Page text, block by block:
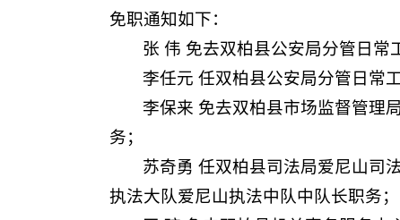
免职通知如下：
张 伟 免去双柏县公安局分管日常
李任元 任双柏县公安局分管日常
李保来 免去双柏县市场监督管理
务；
苏奇勇 任双柏县司法局爱尼山司
执法大队爱尼山执法中队中队长职务；